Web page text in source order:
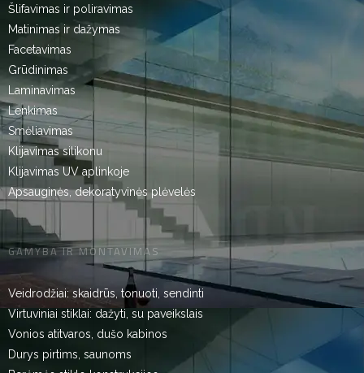
Šlifavimas ir poliravimas
Matinimas ir dažymas
Facetavimas
Grūdinimas
Laminavimas
Lenkimas
Smėliavimas
Klijavimas silikonu
Klijavimas UV aplinkoje
Apsauginės, dekoratyvinės plėvelės
GAMYBA IR MONTAVIMAS
Veidrodžiai: skaidrūs, tonuoti, sendinti
Virtuviniai stiklai: dažyti, su paveikslais
Vonios atitvaros, dušo kabinos
Durys pirtims, saunoms